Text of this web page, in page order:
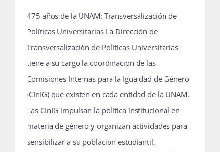
475 años de la UNAM: Transversalización de
Políticas Universitarias La Dirección de
Transversalización de Políticas Universitarias
tiene a su cargo la coordinación de las
Comisiones Internas para la Igualdad de Género
(CInIG) que existen en cada entidad de la UNAM.
Las CInIG impulsan la política institucional en
materia de género y organizan actividades para
sensibilizar a su población estudiantil,